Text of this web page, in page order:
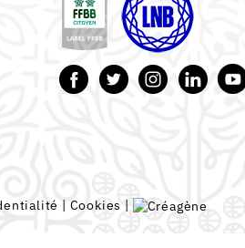
| Cookies |